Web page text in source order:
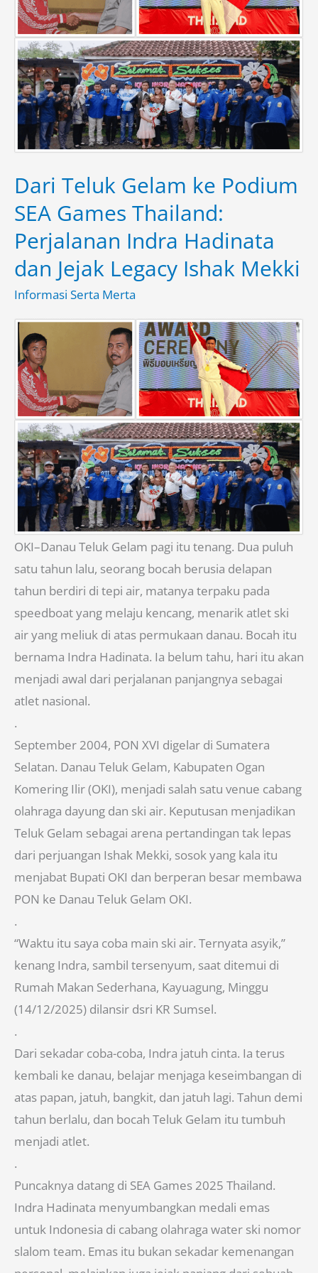
Dari Teluk Gelam ke Podium
SEA Games Thailand:
Perjalanan Indra Hadinata
dan Jejak Legacy Ishak Mekki
Informasi Serta Merta
OKI–Danau Teluk Gelam pagi itu tenang. Dua puluh
satu tahun lalu, seorang bocah berusia delapan
tahun berdiri di tepi air, matanya terpaku pada
speedboat yang melaju kencang, menarik atlet ski
air yang meliuk di atas permukaan danau. Bocah itu
bernama Indra Hadinata. Ia belum tahu, hari itu akan
menjadi awal dari perjalanan panjangnya sebagai
atlet nasional.
.
September 2004, PON XVI digelar di Sumatera
Selatan. Danau Teluk Gelam, Kabupaten Ogan
Komering Ilir (OKI), menjadi salah satu venue cabang
olahraga dayung dan ski air. Keputusan menjadikan
Teluk Gelam sebagai arena pertandingan tak lepas
dari perjuangan Ishak Mekki, sosok yang kala itu
menjabat Bupati OKI dan berperan besar membawa
PON ke Danau Teluk Gelam OKI.
.
“Waktu itu saya coba main ski air. Ternyata asyik,”
kenang Indra, sambil tersenyum, saat ditemui di
Rumah Makan Sederhana, Kayuagung, Minggu
(14/12/2025) dilansir dsri KR Sumsel.
.
Dari sekadar coba-coba, Indra jatuh cinta. Ia terus
kembali ke danau, belajar menjaga keseimbangan di
atas papan, jatuh, bangkit, dan jatuh lagi. Tahun demi
tahun berlalu, dan bocah Teluk Gelam itu tumbuh
menjadi atlet.
.
Puncaknya datang di SEA Games 2025 Thailand.
Indra Hadinata menyumbangkan medali emas
untuk Indonesia di cabang olahraga water ski nomor
slalom team. Emas itu bukan sekadar kemenangan
ke
Podium
SEA
Games
Thailand:
Perjalanan
Indra
dan
Jejak
Legacy
Mekki